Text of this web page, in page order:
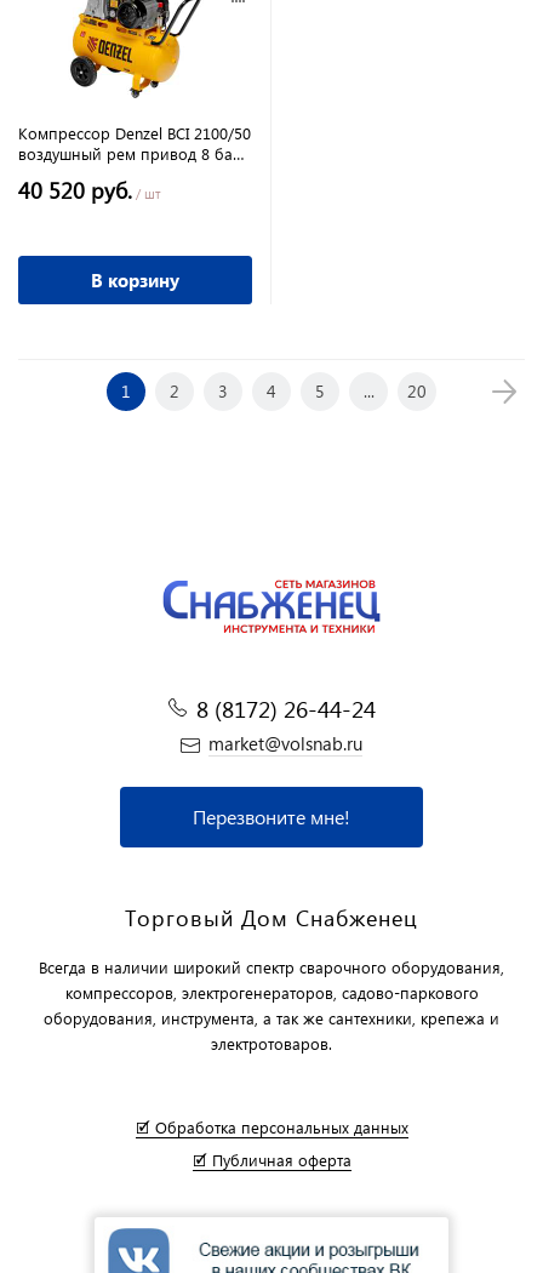
Компрессор Denzel BCI 2100/50
воздушный рем привод 8 бар,
40 520 руб. / шт
В корзину
1 2 3 4 5 ... 20
8 (8172) 26-44-24
market@volsnab.ru
Перезвоните мне!
Торговый Дом Снабженец
Всегда в наличии широкий спектр сварочного оборудования,
компрессоров, электрогенераторов, садово-паркового
оборудования, инструмента, а так же сантехники, крепежа и
электротоваров.
🗹 Обработка персональных данных
🗹 Публичная оферта